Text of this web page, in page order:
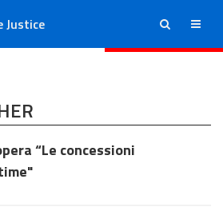
ricerca menu
“Le concessioni